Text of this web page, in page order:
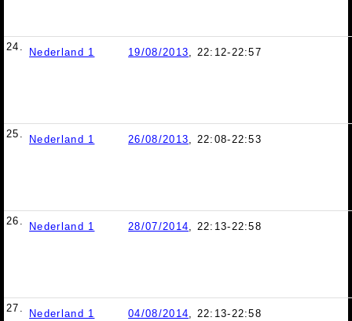
24. Nederland 1 19/08/2013, 22:12-22:57
25. Nederland 1 26/08/2013, 22:08-22:53
26. Nederland 1 28/07/2014, 22:13-22:58
27. Nederland 1 04/08/2014, 22:13-22:58